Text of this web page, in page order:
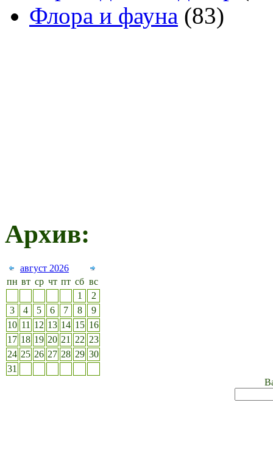
Флора и фауна (83)
Архив:
август 2026
пн вт ср чт пт сб вс
1
2
3
4 5 6 7 8
9
10 11 12 13 14 15 16
17 18 19 20 21 22 23
24 25 26 27 28 29 30
31